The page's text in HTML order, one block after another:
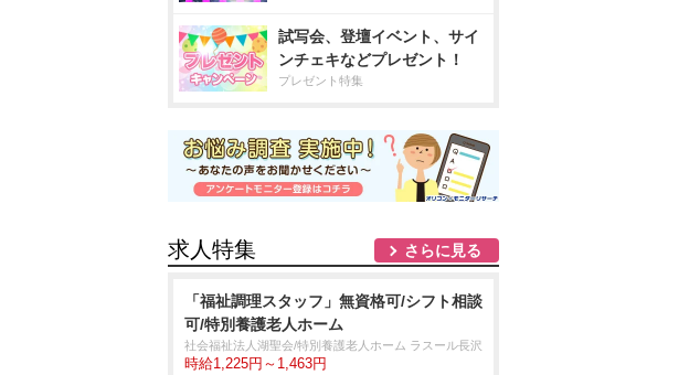
試写会、登壇イベント、サイ
ンチェキなどプレゼント！
プレゼント特集
求人特集 さらに見る
「福祉調理スタッフ」無資格可/シフト相談
可/特別養護老人ホーム
社会福祉法人湖聖会/特別養護老人ホーム ラスール長沢
時給1,225円～1,463円